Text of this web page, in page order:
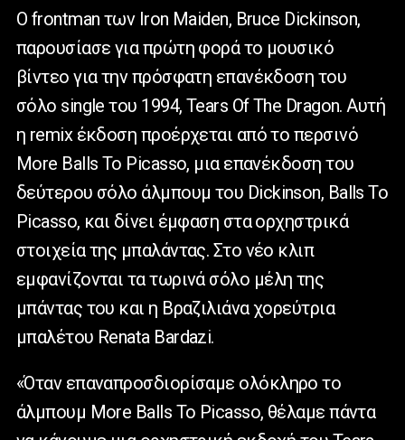
Ο frontman των Iron Maiden, Bruce Dickinson,
παρουσίασε για πρώτη φορά το μουσικό
βίντεο για την πρόσφατη επανέκδοση του
σόλο single του 1994, Tears Of The Dragon. Αυτή
η remix έκδοση προέρχεται από το περσινό
More Balls To Picasso, μια επανέκδοση του
δεύτερου σόλο άλμπουμ του Dickinson, Balls To
Picasso, και δίνει έμφαση στα ορχηστρικά
στοιχεία της μπαλάντας. Στο νέο κλιπ
εμφανίζονται τα τωρινά σόλο μέλη της
μπάντας του και η Βραζιλιάνα χορεύτρια
μπαλέτου Renata Bardazi.
«Όταν επαναπροσδιορίσαμε ολόκληρο το
άλμπουμ More Balls To Picasso, θέλαμε πάντα